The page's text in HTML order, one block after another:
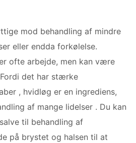
mod behandling af mindre
eller endda forkølelse.
ofte arbejde, men kan være
det har stærke
, hvidløg er en ingrediens,
af mange lidelser . Du kan
til behandling af
på brystet og halsen til at